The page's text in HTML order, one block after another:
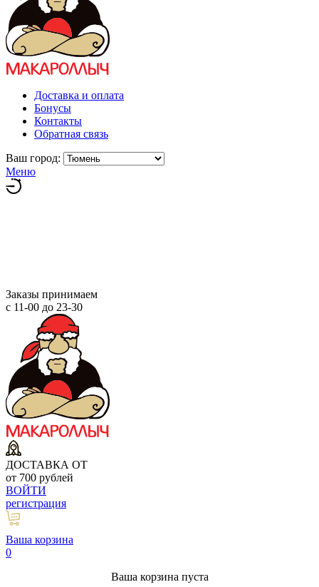
Доставка и оплата
Бонусы
Контакты
Обратная связь
Ваш город:
Меню
Заказы принимаем
с 11-00 до 23-30
ДОСТАВКА ОТ
от 700 рублей
ВОЙТИ
регистрация
Ваша корзина
0
Ваша корзина пуста